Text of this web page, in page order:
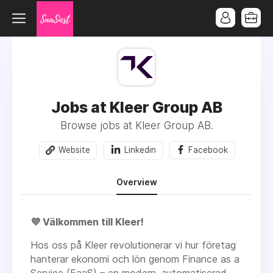
Jobs at Kleer Group AB
Browse jobs at Kleer Group AB.
Website Linkedin Facebook
Overview
💜 Välkommen till Kleer!
Hos oss på Kleer revolutionerar vi hur företag
hanterar ekonomi och lön genom Finance as a